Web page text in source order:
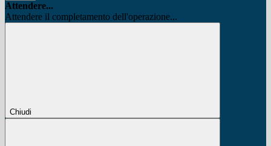
Attendere...
Attendere il completamento dell'operazione...
Chiudi